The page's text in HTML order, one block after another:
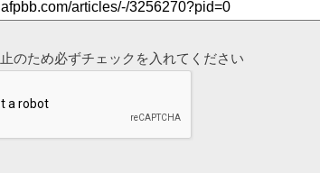
のため必ずチェックを入れてください